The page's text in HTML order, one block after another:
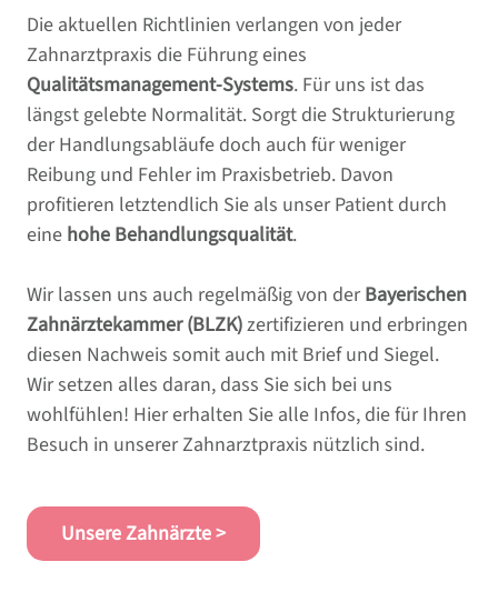
ZAHNÄRZTE & PRAXISTEAM
SERVICE
NEUPATIENT
FÜR KOLLEGEN
LACHGAS & NARKOSE
WÜNSCHE - ANREGUNGEN - KRITIK
DOWNLOADBEREICH
DENTAL LEXIKON
LEISTUNGEN
Die aktuellen Richtlinien verlangen von jeder
Zahnarztpraxis die Führung eines
Qualitätsmanagement-Systems. Für uns ist das
längst gelebte Normalität. Sorgt die Strukturierung
der Handlungsabläufe doch auch für weniger
Reibung und Fehler im Praxisbetrieb. Davon
profitieren letztendlich Sie als unser Patient durch
eine hohe Behandlungsqualität.
Wir lassen uns auch regelmäßig von derBayerischen
Zahnärztekammer (BLZK)zertifizieren und erbringen
diesen Nachweis somit auch mit Brief und Siegel.
Wir setzen alles daran, dass Sie sich bei uns
wohlfühlen! Hier erhalten Sie alle Infos, die für Ihren
Besuch in unserer Zahnarztpraxis nützlich sind.
Unsere Zahnärzte >